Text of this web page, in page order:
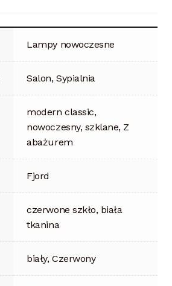
Lampy nowoczesne
Salon, Sypialnia
modern classic,
nowoczesny, szklane, Z
abażurem
Fjord
czerwone szkło, biała
tkanina
biały, Czerwony